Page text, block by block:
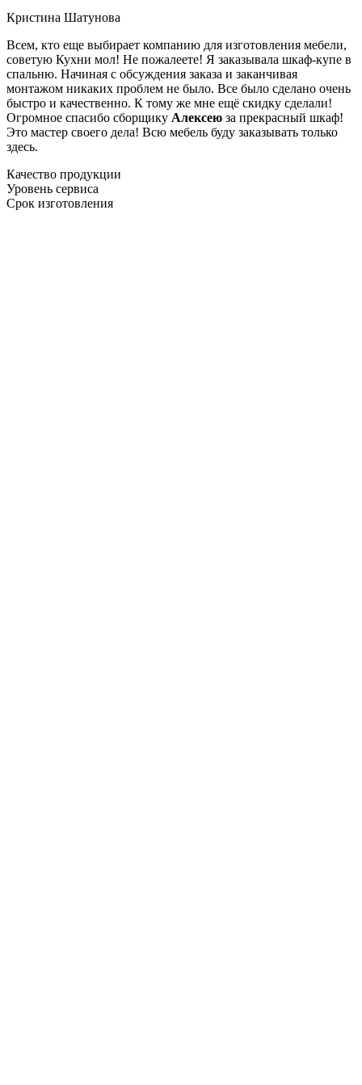
Кристина Шатунова
Всем, кто еще выбирает компанию для изготовления мебели,
советую Кухни мол! Не пожалеете! Я заказывала шкаф-купе в
спальню. Начиная с обсуждения заказа и заканчивая
монтажом никаких проблем не было. Все было сделано очень
быстро и качественно. К тому же мне ещё скидку сделали!
Огромное спасибо сборщику Алексею за прекрасный шкаф!
Это мастер своего дела! Всю мебель буду заказывать только
здесь.
Качество продукции
Уровень сервиса
Срок изготовления